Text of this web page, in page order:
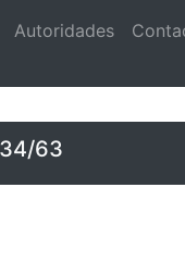
Autoridades
63